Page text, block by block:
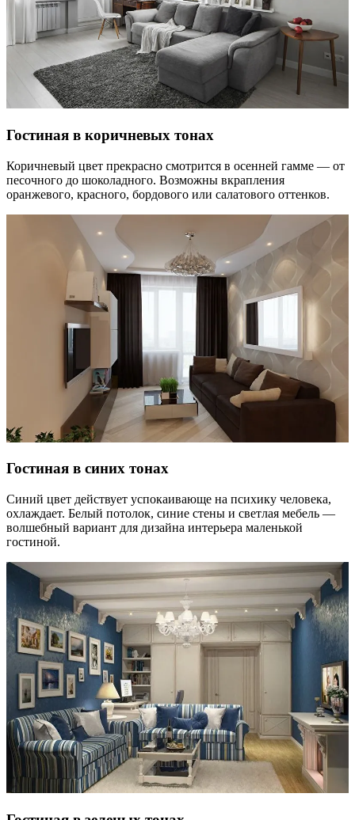
Гостиная в коричневых тонах
Коричневый цвет прекрасно смотрится в осенней гамме — от
песочного до шоколадного. Возможны вкрапления
оранжевого, красного, бордового или салатового оттенков.
Гостиная в синих тонах
Синий цвет действует успокаивающе на психику человека,
охлаждает. Белый потолок, синие стены и светлая мебель —
волшебный вариант для дизайна интерьера маленькой
гостиной.